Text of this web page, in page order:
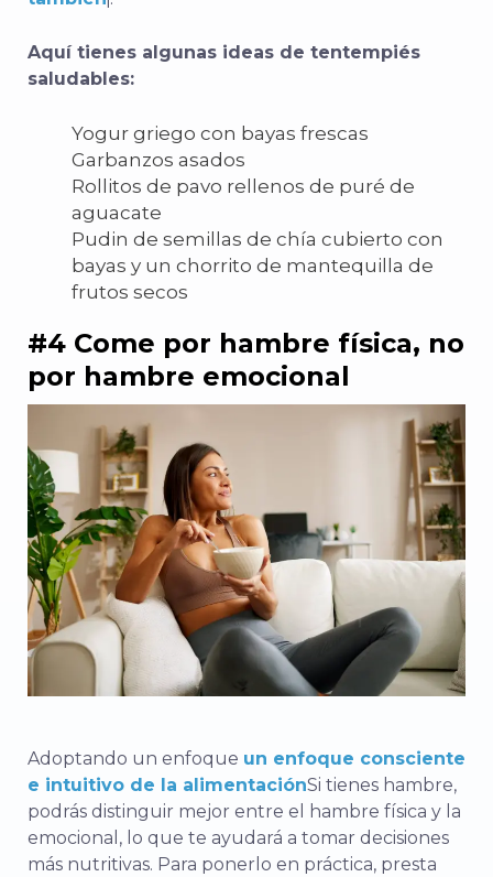
Aquí tienes algunas ideas de tentempiés
saludables:
Yogur griego con bayas frescas
Garbanzos asados
Rollitos de pavo rellenos de puré de
aguacate
Pudin de semillas de chía cubierto con
bayas y un chorrito de mantequilla de
frutos secos
#4 Come por hambre física, no
por hambre emocional
Adoptando un enfoque un enfoque consciente
e intuitivo de la alimentaciónSi tienes hambre,
podrás distinguir mejor entre el hambre física y la
emocional, lo que te ayudará a tomar decisiones
más nutritivas. Para ponerlo en práctica, presta